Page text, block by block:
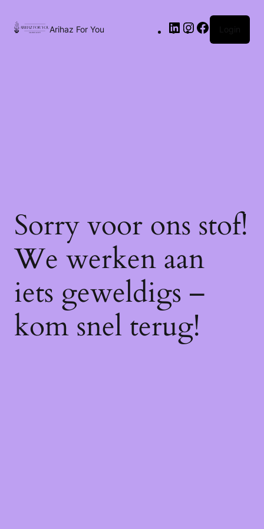
Arihaz For You Login
Sorry voor ons stof!
We werken aan
iets geweldigs –
kom snel terug!